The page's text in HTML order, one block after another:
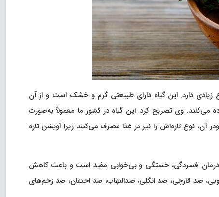
دارد. این گیاه دارای طبیعتی گرم و خشک است و از آن
می‌کنند. وی تصریح کرد: این گیاه در کشور ما معمولاً به‌صورت
آن، نوع تازه‌اش را نیز در غذا مصرف می‌کنند زیرا آویشن تازه
درمان افسردگی، خستگی و بی‌خوابی مفید است و باعث کاهش
ضد قارچی، ضد انگلی، ضدالتهاب، ضد احتقان، ضد زخم‌های